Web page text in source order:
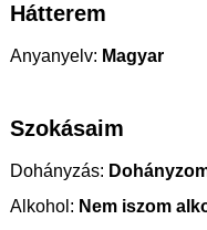
Hátterem
Anyanyelv: Magyar
Szokásaim
Dohányzás:
Alkohol: Nem iszom